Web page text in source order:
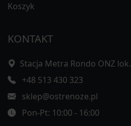
Koszyk
KONTAKT
Stacja Metra Rondo ONZ
+48 513 430 323
sklep@ostrenoze.pl
Pon-Pt: 10:00 - 16:00